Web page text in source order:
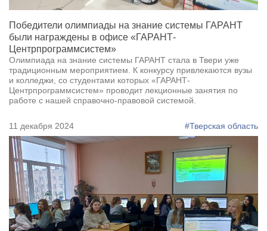
Победители олимпиады на знание системы ГАРАНТ
были награждены в офисе «ГАРАНТ-
Центрпрограммсистем»
Олимпиада на знание системы ГАРАНТ стала в Твери уже
традиционным мероприятием. К конкурсу привлекаются вузы
и колледжи, со студентами которых «ГАРАНТ-
Центрпрограммсистем» проводит лекционные занятия по
работе с нашей справочно-правовой системой.
11 декабря 2024 #Тверская область